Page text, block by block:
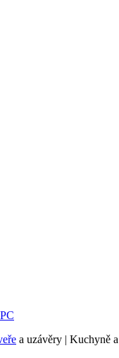
a uzávěry | Kuchyně a